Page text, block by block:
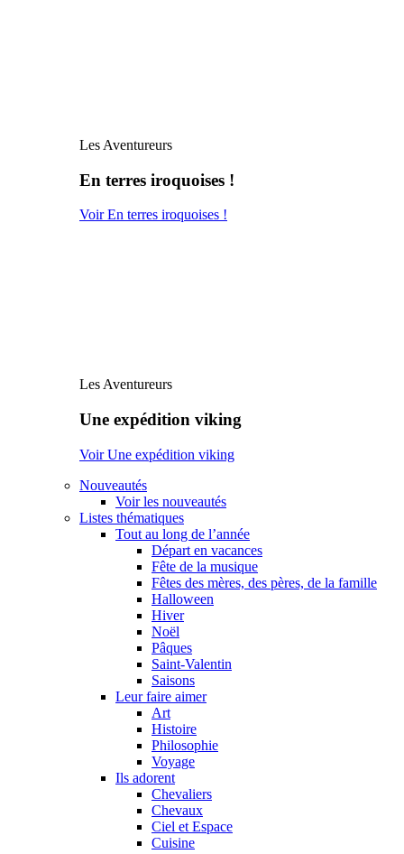
Les Aventureurs
En terres iroquoises !
Voir En terres iroquoises !
Les Aventureurs
Une expédition viking
Voir Une expédition viking
Nouveautés
Voir les nouveautés
Listes thématiques
Tout au long de l’année
Départ en vacances
Fête de la musique
Fêtes des mères, des pères, de la famille
Halloween
Hiver
Noël
Pâques
Saint-Valentin
Saisons
Leur faire aimer
Art
Histoire
Philosophie
Voyage
Ils adorent
Chevaliers
Chevaux
Ciel et Espace
Cuisine